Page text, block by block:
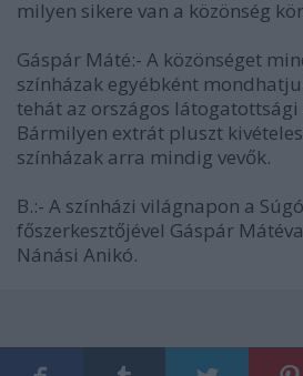
milyen sikere van a közönség
Gáspár Máté:- A közönséget
színházak egyébként
tehát az országos
Bármilyen extrát pluszt
színházak arra mindig vevők.
B.:- A színházi világnapon a
főszerkesztőjével Gáspár
Nánási Anikó.